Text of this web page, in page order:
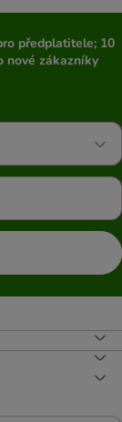
předplatitele; 10
nové zákazníky